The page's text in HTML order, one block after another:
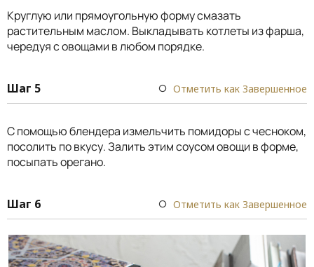
Круглую или прямоугольную форму смазать
растительным маслом. Выкладывать котлеты из фарша,
чередуя с овощами в любом порядке.
Шаг 5 Отметить как Завершенное
С помощью блендера измельчить помидоры с чесноком,
посолить по вкусу. Залить этим соусом овощи в форме,
посыпать орегано.
Шаг 6 Отметить как Завершенное